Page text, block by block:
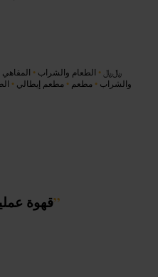
﷼﷼ • الطعام والشراب •
والشراب • مطعم • مطعم إيطالي •
قهوة”